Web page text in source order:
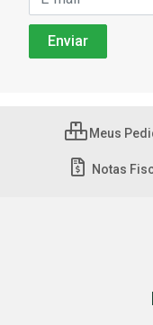
Meus
Notas